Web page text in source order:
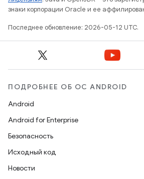
знаки корпорации Oracle и ее
Последнее обновление: 2026-05-12 UTC.
ПОДРОБНЕЕ ОБ ОС ANDROID
Android
Android for Enterprise
Безопасность
Исходный код
Новости